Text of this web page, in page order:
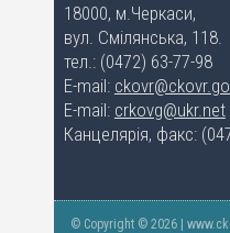
18000, м.Черкаси,
вул. Смілянська, 118.
тел.: (0472) 63-77-98
E-mail:
E-mail: crkovg@ukr.net
Канцелярія, факс:
© Copyright © 2026 |